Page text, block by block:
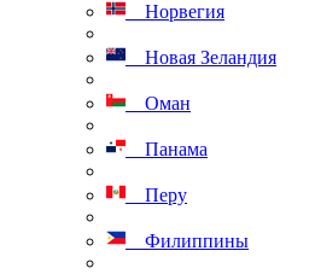
Норвегия
Новая Зеландия
Оман
Панама
Перу
Филиппины